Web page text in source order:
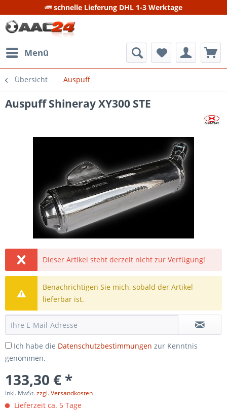
schnelle Lieferung DHL 1-3 Werktage
Menü
Übersicht Auspuff
Auspuff Shineray XY300 STE
Dieser Artikel steht derzeit nicht zur Verfügung!
Benachrichtigen Sie mich, sobald der Artikel
lieferbar ist.
Ich habe die Datenschutzbestimmungen zur Kenntnis
genommen.
133,30 € *
inkl. MwSt.zzgl. Versandkosten
Lieferzeit ca. 5 Tage